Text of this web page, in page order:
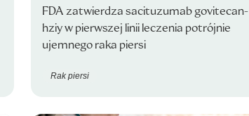
FDA zatwierdza sacituzumab govitecan-
hziy w pierwszej linii leczenia potrójnie
ujemnego raka piersi
Rak piersi